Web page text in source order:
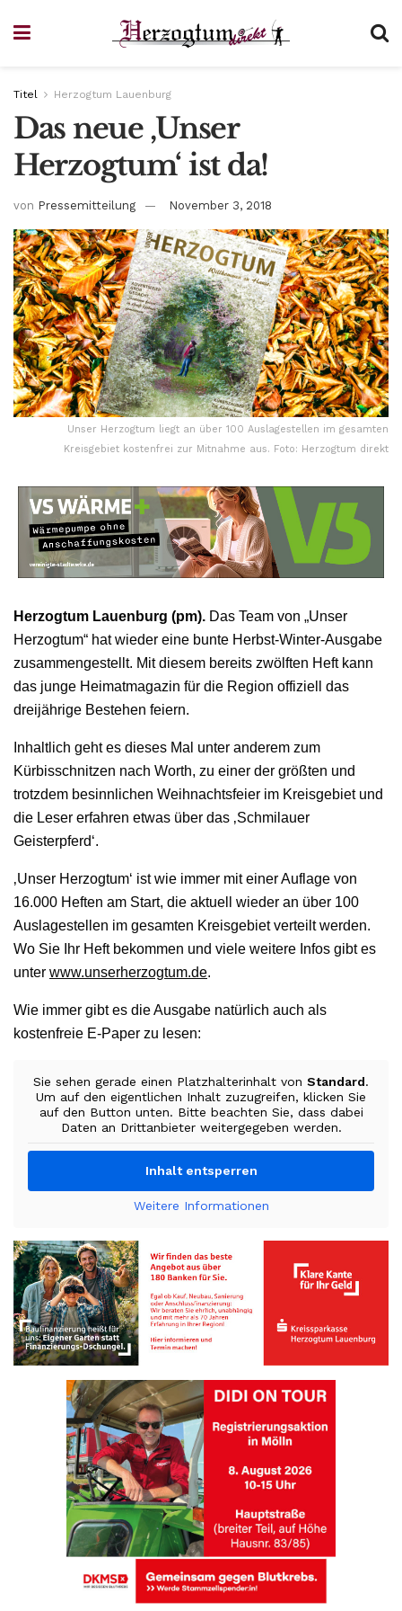
Titel Herzogtum Lauenburg
Das neue ‚Unser
Herzogtum‘ ist da!
von Pressemitteilung November 3, 2018
Unser Herzogtum liegt an über 100 Auslagestellen im gesamten
Kreisgebiet kostenfrei zur Mitnahme aus. Foto: Herzogtum direkt
Herzogtum Lauenburg (pm). Das Team von „Unser
Herzogtum“ hat wieder eine bunte Herbst-Winter-Ausgabe
zusammengestellt. Mit diesem bereits zwölften Heft kann
das junge Heimatmagazin für die Region offiziell das
dreijährige Bestehen feiern.
Inhaltlich geht es dieses Mal unter anderem zum
Kürbisschnitzen nach Worth, zu einer der größten und
trotzdem besinnlichen Weihnachtsfeier im Kreisgebiet und
die Leser erfahren etwas über das ‚Schmilauer
Geisterpferd‘.
‚Unser Herzogtum‘ ist wie immer mit einer Auflage von
16.000 Heften am Start, die aktuell wieder an über 100
Auslagestellen im gesamten Kreisgebiet verteilt werden.
Wo Sie Ihr Heft bekommen und viele weitere Infos gibt es
unter www.unserherzogtum.de.
Wie immer gibt es die Ausgabe natürlich auch als
kostenfreie E-Paper zu lesen:
Sie sehen gerade einen Platzhalterinhalt von Standard.
Um auf den eigentlichen Inhalt zuzugreifen, klicken Sie
auf den Button unten. Bitte beachten Sie, dass dabei
Daten an Drittanbieter weitergegeben werden.
Inhalt entsperren
Weitere Informationen